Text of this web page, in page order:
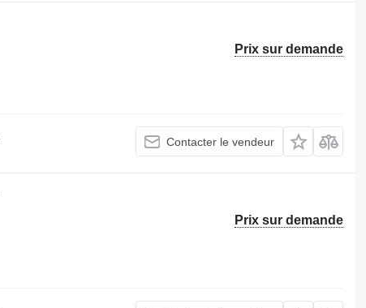
Prix sur demande
Contacter le vendeur
Prix sur demande